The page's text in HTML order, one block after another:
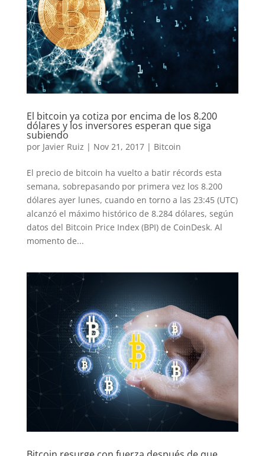
El bitcoin ya cotiza por encima de los 8.200
dólares y los inversores esperan que siga
subiendo
por Javier Ruiz | Nov 21, 2017| Bitcoin
El precio de bitcoin ha vuelto a batir récords esta
semana, sobrepasando por primera vez los 8.200
dólares ayer lunes, cuando en torno a las 23:45 (UTC)
alcanzó el máximo histórico de 8.284 dólares, según
datos del Bitcoin Price Index (BPI) de CoinDesk. Al
momento de...